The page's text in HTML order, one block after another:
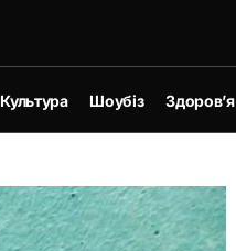
Культура Шоубіз Здоров’я